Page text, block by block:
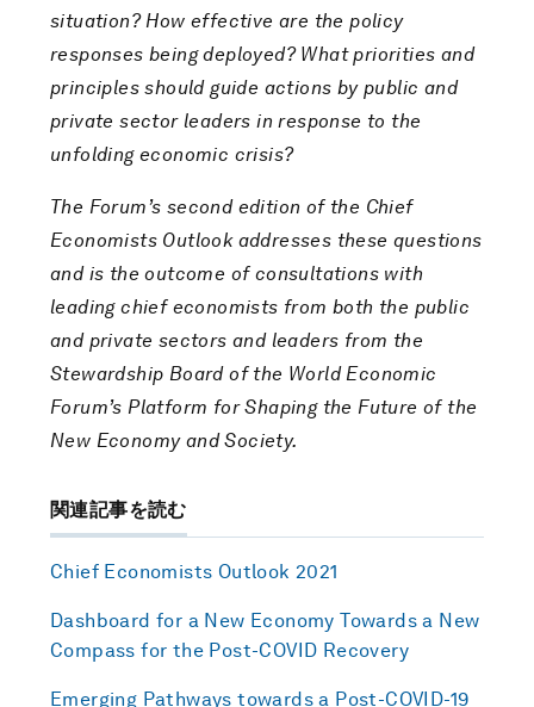
situation? How effective are the policy
responses being deployed? What priorities and
principles should guide actions by public and
private sector leaders in response to the
unfolding economic crisis?
The Forum’s second edition of the Chief
Economists Outlook addresses these questions
and is the outcome of consultations with
leading chief economists from both the public
and private sectors and leaders from the
Stewardship Board of the World Economic
Forum’s Platform for Shaping the Future of the
New Economy and Society.
関連記事を読む
Chief Economists Outlook 2021
Dashboard for a New Economy Towards a New
Compass for the Post-COVID Recovery
Emerging Pathways towards a Post-COVID-19